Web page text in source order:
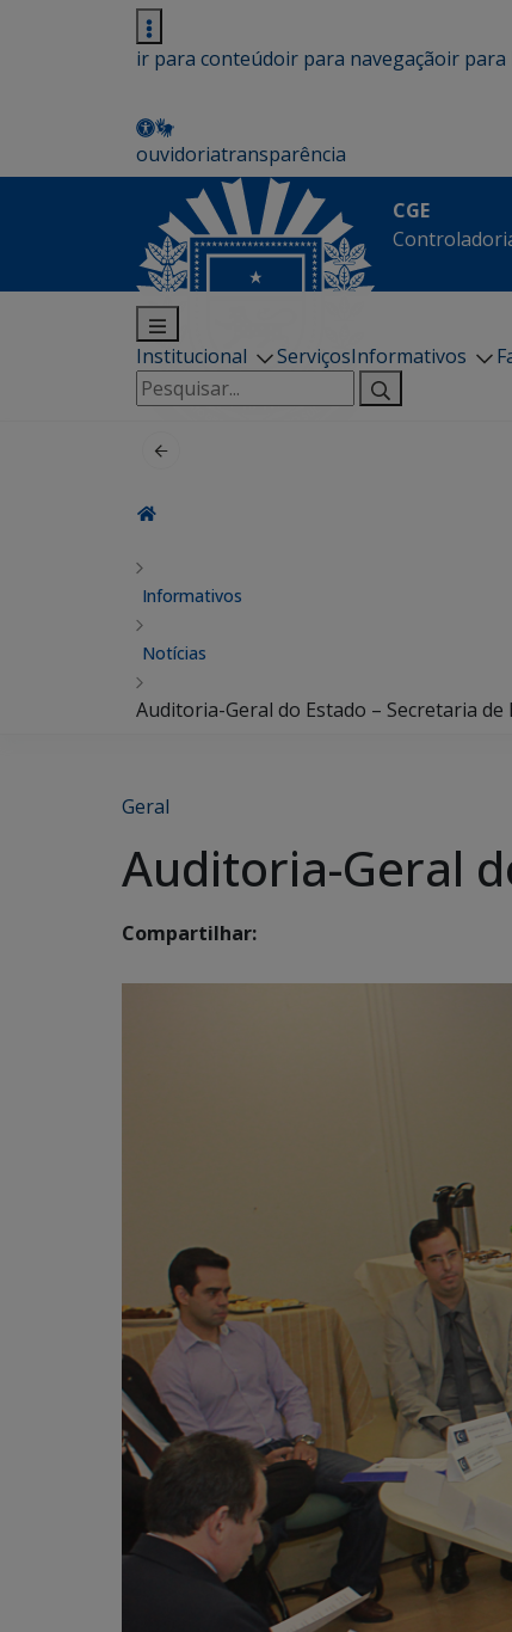
ir para conteúdoir para navegaçãoir para
ouvidoriatransparência
CGE
Institucional ServiçosInformativos
Pesquisar
por:
Informativos
Notícias
Auditoria-Geral do Estado – Secretaria de
Geral
Auditoria-Geral
Compartilhar: